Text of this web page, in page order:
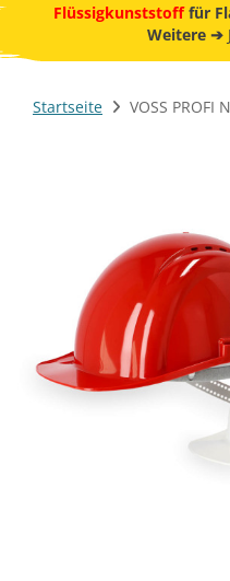
Flüssigkunststofffür
Weitere ➔
Startseite VOSS PROFI